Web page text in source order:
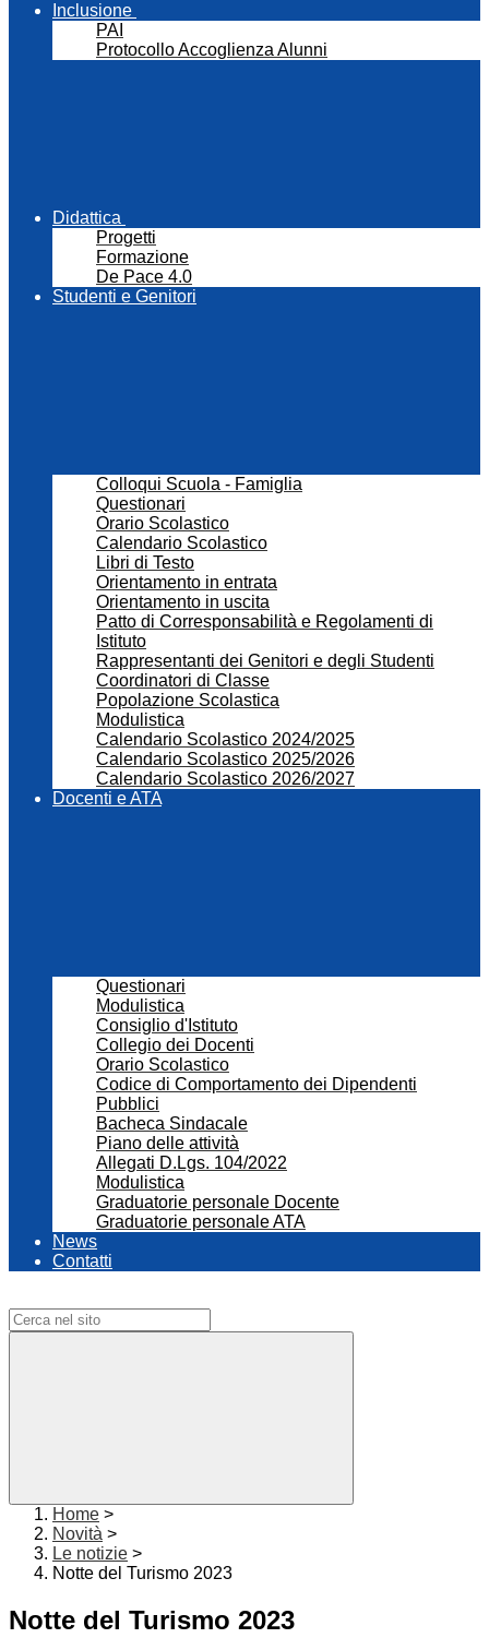
Inclusione
PAI
Protocollo Accoglienza Alunni
Didattica
Progetti
Formazione
De Pace 4.0
Studenti e Genitori
Colloqui Scuola - Famiglia
Questionari
Orario Scolastico
Calendario Scolastico
Libri di Testo
Orientamento in entrata
Orientamento in uscita
Patto di Corresponsabilità e Regolamenti di
Istituto
Rappresentanti dei Genitori e degli Studenti
Coordinatori di Classe
Popolazione Scolastica
Modulistica
Calendario Scolastico 2024/2025
Calendario Scolastico 2025/2026
Calendario Scolastico 2026/2027
Docenti e ATA
Questionari
Modulistica
Consiglio d'Istituto
Collegio dei Docenti
Orario Scolastico
Codice di Comportamento dei Dipendenti
Pubblici
Bacheca Sindacale
Piano delle attività
Allegati D.Lgs. 104/2022
Modulistica
Graduatorie personale Docente
Graduatorie personale ATA
News
Contatti
Home >
Novità >
Le notizie >
Notte del Turismo 2023
Notte del Turismo 2023